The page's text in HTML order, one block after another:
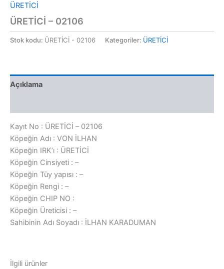
ÜRETİCİ
ÜRETİCİ – 02106
Stok kodu: ÜRETİCİ - 02106 Kategoriler: ÜRETİCİ
Açıklama
Kayıt No : ÜRETİCİ – 02106
Köpeğin Adı : VON İLHAN
Köpeğin IRK’ı : ÜRETİCİ
Köpeğin Cinsiyeti : –
Köpeğin Tüy yapısı : –
Köpeğin Rengi : –
Köpeğin CHIP NO :
Köpeğin Üreticisi : –
Sahibinin Adı Soyadı : İLHAN KARADUMAN
İlgili ürünler